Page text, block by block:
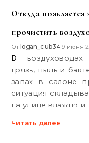
Откуда появляется
прочистить
От logan_club34•9 июня
В воздуховодах автомобиля скапливается
грязь, пыль и
запах в салоне
ситуация
на улице влажно
Читать далее